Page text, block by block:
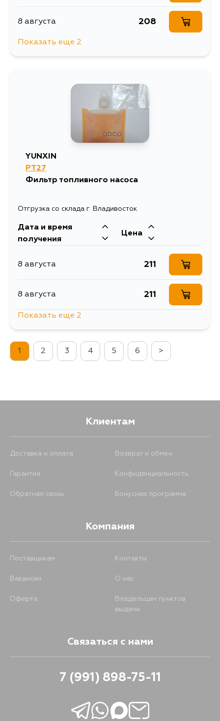
8 августа 208
Показать еще 2
YUNXIN
PT27
Фильтр топливного насоса
Отгрузка со склада г. Владивосток
Дата и время
получения
Цена
8 августа 211
8 августа 211
12 августа
Показать еще 2
1 2 3 4 5 6 >
Клиентам
Доставка и оплата Возврат и обмен
Гарантия Конфиденциальность
Обратная связь Бонусная программа
Компания
Поставщикам Контакты
Вакансии О нас
Оферта
Владельцам пунктов
выдачи
Связаться с нами
7 (991) 898-75-11